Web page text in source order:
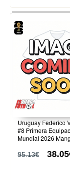
Uruguay Federico
#8 Primera
Mundial 2026
95.13€